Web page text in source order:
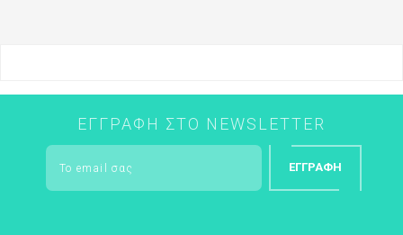
ΕΓΓΡΑΦΉ ΣΤΟ NEWSLETTER
ΕΓΓΡΑΦΉ